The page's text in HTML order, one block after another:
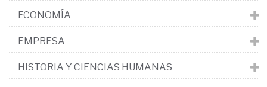
ECONOMÍA
EMPRESA
HISTORIA Y CIENCIAS HUMANAS